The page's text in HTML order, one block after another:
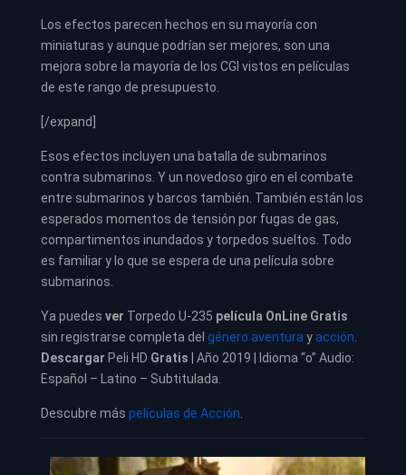
Los efectos parecen hechos en su mayoría con
miniaturas y aunque podrían ser mejores, son una
mejora sobre la mayoría de los CGI vistos en películas
de este rango de presupuesto.
[/expand]
Esos efectos incluyen una batalla de submarinos
contra submarinos. Y un novedoso giro en el combate
entre submarinos y barcos también. También están los
esperados momentos de tensión por fugas de gas,
compartimentos inundados y torpedos sueltos. Todo
es familiar y lo que se espera de una película sobre
submarinos.
Ya puedes ver Torpedo U-235 película OnLine Gratis
sin registrarse completa del género aventura yacción
Descargar Peli HD Gratis | Año 2019 | Idioma “o” Audio:
Español – Latino – Subtitulada.
Descubre más películas de Acción